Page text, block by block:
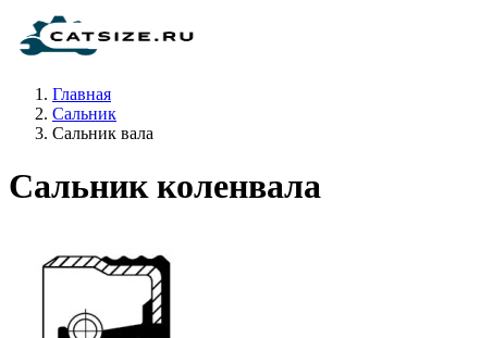
Главная
Сальник
Сальник вала
Сальник коленвала